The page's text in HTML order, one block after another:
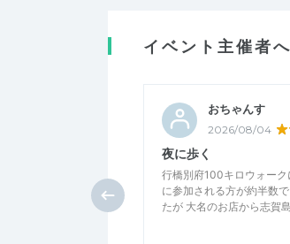
イベント主催者
おちゃんす
2026/08/04
夜に歩く
行橋別府100キロウォー
に参加される方が約半数
たが 大名のお店から志賀